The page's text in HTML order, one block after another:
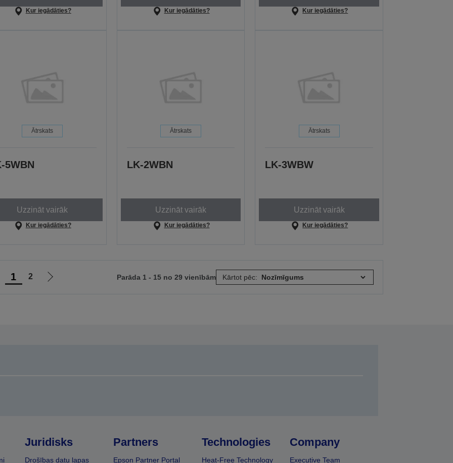
Kur iegādāties? Kur iegādāties? Kur iegādāties?
Ātrskats
5WBN
Uzzināt vairāk
Kur iegādāties?
Ātrskats
LK-2WBN
Uzzināt vairāk
Kur iegādāties?
Ātrskats
LK-3WBW
Uzzināt vairāk
Kur iegādāties?
1 2
Iet
Parāda 1 - 15 no 29 vienībām Kārtot pēc:
Juridisks
Drošības datu lapas
Partners
Epson Partner Portal
Technologies
Heat-Free Technology
Company
Executive Team